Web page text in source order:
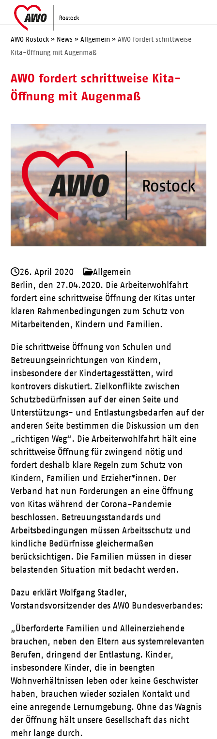
content
Open
mobile
menu
Close
mobile
menu
AWO Rostock » News »Allgemein »AWO fordert schrittweise
Kita-Öffnung mit Augenmaß
AWO fordert schrittweise Kita-
Öffnung mit Augenmaß
26. April 2020
Allgemein
Berlin, den 27.04.2020. Die Arbeiterwohlfahrt
fordert eine schrittweise Öffnung der Kitas unter
klaren Rahmenbedingungen zum Schutz von
Mitarbeitenden, Kindern und Familien.
Die schrittweise Öffnung von Schulen und
Betreuungseinrichtungen von Kindern,
insbesondere der Kindertagesstätten, wird
kontrovers diskutiert. Zielkonflikte zwischen
Schutzbedürfnissen auf der einen Seite und
Unterstützungs- und Entlastungsbedarfen auf der
anderen Seite bestimmen die Diskussion um den
„richtigen Weg“. Die Arbeiterwohlfahrt hält eine
schrittweise Öffnung für zwingend nötig und
fordert deshalb klare Regeln zum Schutz von
Kindern, Familien und Erzieher*innen. Der
Verband hat nun Forderungen an eine Öffnung
von Kitas während der Corona-Pandemie
beschlossen. Betreuungsstandards und
Arbeitsbedingungen müssen Arbeitsschutz und
kindliche Bedürfnisse gleichermaßen
berücksichtigen. Die Familien müssen in dieser
belastenden Situation mit bedacht werden.
Dazu erklärt Wolfgang Stadler,
Vorstandsvorsitzender des AWO Bundesverbandes:
„Überforderte Familien und Alleinerziehende
brauchen, neben den Eltern aus systemrelevanten
Berufen, dringend der Entlastung. Kinder,
insbesondere Kinder, die in beengten
Wohnverhältnissen leben oder keine Geschwister
haben, brauchen wieder sozialen Kontakt und
eine anregende Lernumgebung. Ohne das Wagnis
der Öffnung hält unsere Gesellschaft das nicht
mehr lange durch.